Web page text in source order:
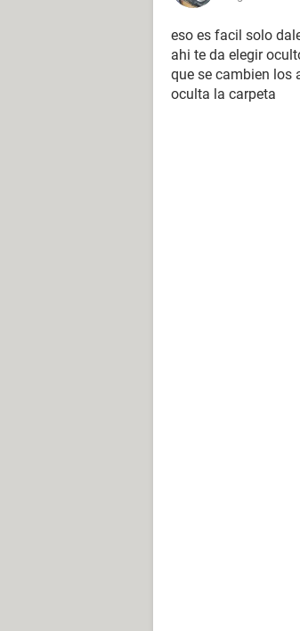
eso es facil solo
ahi te da elegir
que se cambien los
oculta la carpeta